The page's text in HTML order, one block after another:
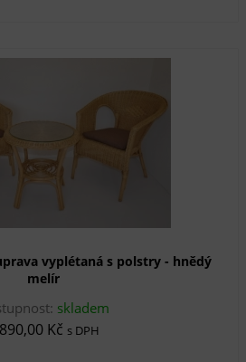
vyplétaná s polstry - hnědý
melír
skladem
Kč s DPH